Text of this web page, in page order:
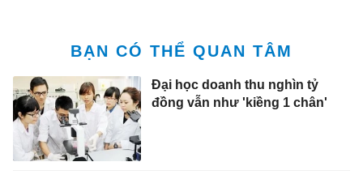
BẠN CÓ THỂ QUAN TÂM
Đại học doanh thu nghìn tỷ
đồng vẫn như 'kiềng 1 chân'